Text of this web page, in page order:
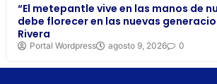
“El metepantle vive en las manos de
debe florecer en las nuevas
Rivera
Portal Wordpress agosto 9, 2026 0